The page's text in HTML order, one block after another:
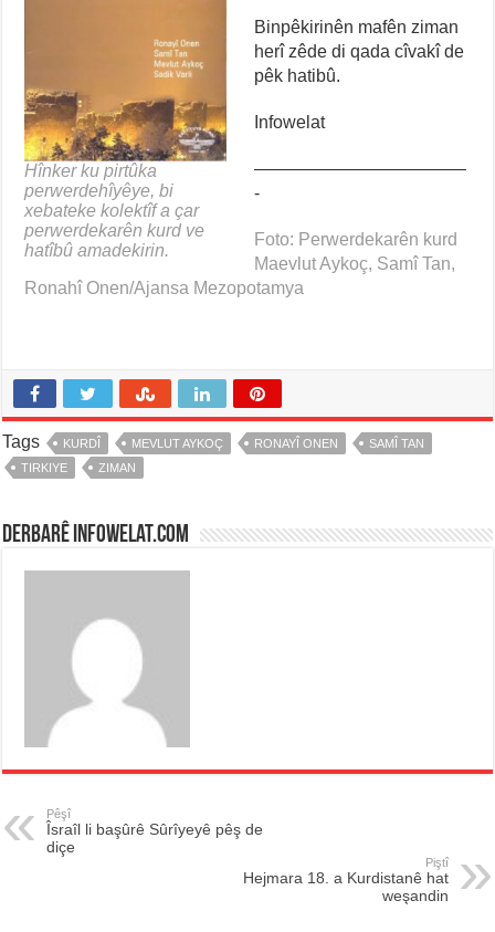
Hînker ku pirtûka
perwerdehîyêye, bi
xebateke kolektîf a çar
perwerdekarên kurd ve
hatîbû amadekirin.
Binpêkirinên mafên ziman
herî zêde di qada cîvakî de
pêk hatibû.
Infowelat
————————————
-
Foto: Perwerdekarên kurd
Maevlut Aykoç, Samî Tan,
Ronahî Onen/Ajansa Mezopotamya
Tags KURDÎ MEVLUT AYKOÇ RONAYÎ ONEN
SAMÎ TAN
TIRKIYE
ZIMAN
Derbarê infowelat.com
Pêşî
Îsraîl li başûrê Sûrîyeyê pêş de
diçe
Piştî
Hejmara 18. a Kurdistanê hat
weşandin